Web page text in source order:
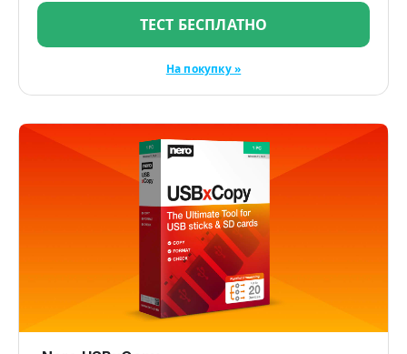
ТЕСТ БЕСПЛАТНО
На покупку »